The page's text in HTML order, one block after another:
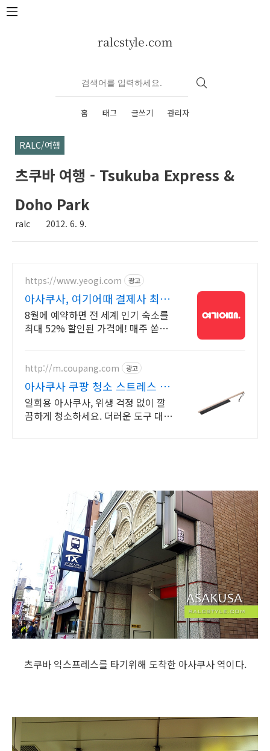
본문 바로가기
ralcstyle.com
홈 태그 글쓰기 관리자
RALC/여행
츠쿠바 여행 - Tsukuba Express &
Doho Park
ralc 2012. 6. 9.
https://www.yeogi.com 광고
아사쿠사, 여기어때 결제사 최대
2만원 추가할인
8월에 예약하면 전 세계 인기 숙소를
최대 52% 할인된 가격에! 매주 쏟아
http://m.coupang.com 광고
아사쿠사 쿠팡 청소 스트레스 없
는 편안함
일회용 아사쿠사, 위생 걱정 없이 깔
끔하게 청소하세요. 더러운 도구 대신
츠쿠바 익스프레스를 타기위해 도착한 아사쿠사 역이다.